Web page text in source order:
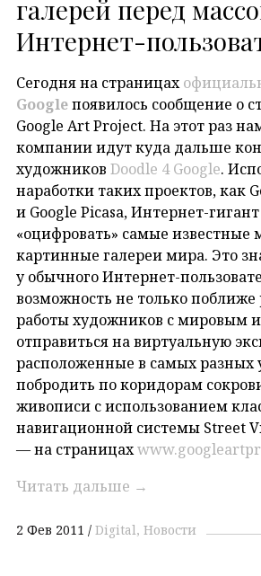
галерей перед
Интернет-
Сегодняна страницах
Googleпоявилось сообщение о
Google Art Project. На этот раз
компании идут куда дальше
художников Doodle 4 Google.
наработки таких проектов, как
и Google Picasa, Интернет-
«оцифровать» самые известные
картинные галереи мира. Это
у обычного Интернет-
возможность не только поближе
работы художников с мировым
отправиться на виртуальную
расположенные в самых разных
побродить по коридорам
живописи с использованием
навигационной системы Street
— на страницах
Читать дальше →
2 Фев 2011 Digital Новости